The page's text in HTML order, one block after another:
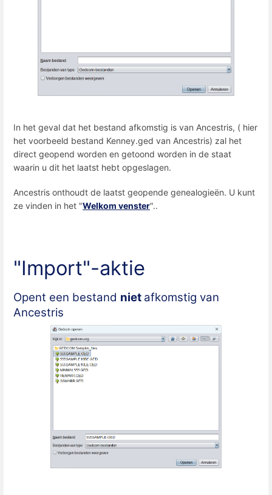
In het geval dat het bestand afkomstig is van Ancestris, ( hier
het voorbeeld bestand Kenney.ged van Ancestris) zal het
direct geopend worden en getoond worden in de staat
waarin u dit het laatst hebt opgeslagen.
Ancestris onthoudt de laatst geopende genealogieën. U kunt
ze vinden in het "Welkom venster"..
"Import"-aktie
Opent een bestand niet afkomstig van
Ancestris